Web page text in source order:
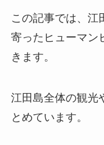
この記事では、江
寄ったヒューマン
きます。
江田島全体の観光
とめています。